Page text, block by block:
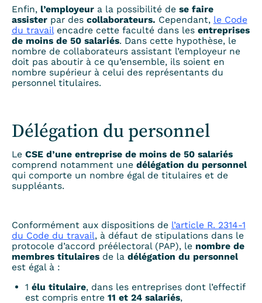
Enfin, l’employeur a la possibilité de se faire
assisterpar des collaborateurs. Cependant, le Code
du travailencadre cette faculté dans les entreprises
de moins de 50 salariés. Dans cette hypothèse, le
nombre de collaborateurs assistant l’employeur ne
doit pas aboutir à ce qu’ensemble, ils soient en
nombre supérieur à celui des représentants du
personnel titulaires.
Délégation du personnel
Le CSE d’une entreprise de moins de 50 salariés
comprend notamment une délégation du personnel
qui comporte un nombre égal de titulaires et de
suppléants.
Conformément aux dispositions de l’article R. 2314-1
du Code du travail, à défaut de stipulations dans le
protocole d’accord préélectoral (PAP), le nombre de
membres titulairesde la délégation du personnel
est égal à :
1élu titulaire, dans les entreprises dont l’effectif
est compris entre11 et 24 salariés,